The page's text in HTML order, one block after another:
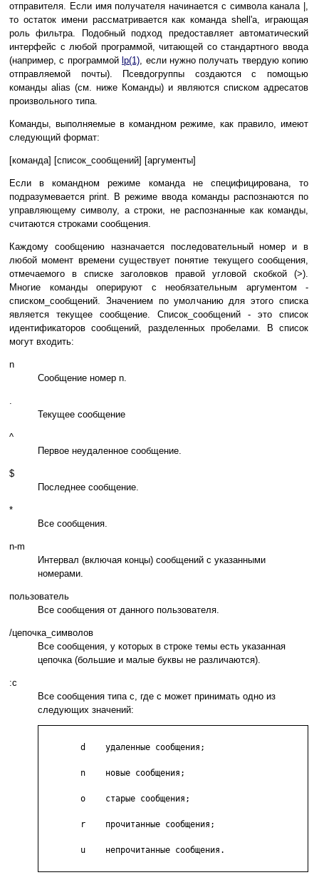
отправителя. Если имя получателя начинается с символа канала |,
то остаток имени рассматривается как команда shell'а, играющая
роль фильтра. Подобный подход предоставляет автоматический
интерфейс с любой программой, читающей со стандартного ввода
(например, с программой lp(1), если нужно получать твердую копию
отправляемой почты). Псевдогруппы создаются с помощью
команды alias (см. ниже Команды) и являются списком адресатов
произвольного типа.
Команды, выполняемые в командном режиме, как правило, имеют
следующий формат:
[команда] [список_сообщений] [аргументы]
Если в командном режиме команда не специфицирована, то
подразумевается print. В режиме ввода команды распознаются по
управляющему символу, а строки, не распознанные как команды,
считаются строками сообщения.
Каждому сообщению назначается последовательный номер и в
любой момент времени существует понятие текущего сообщения,
отмечаемого в списке заголовков правой угловой скобкой (>).
Многие команды оперируют с необязательным аргументом -
списком_сообщений. Значением по умолчанию для этого списка
является текущее сообщение. Список_сообщений - это список
идентификаторов сообщений, разделенных пробелами. В список
могут входить:
n
Сообщение номер n.
.
Текущее сообщение
^
Первое неудаленное сообщение.
$
Последнее сообщение.
*
Все сообщения.
n-m
Интервал (включая концы) сообщений с указанными
номерами.
пользователь
Все сообщения от данного пользователя.
/цепочка_символов
Все сообщения, у которых в строке темы есть указанная
цепочка (большие и малые буквы не различаются).
:c
Все сообщения типа c, где c может принимать одно из
следующих значений:
        d    удаленные сообщения;